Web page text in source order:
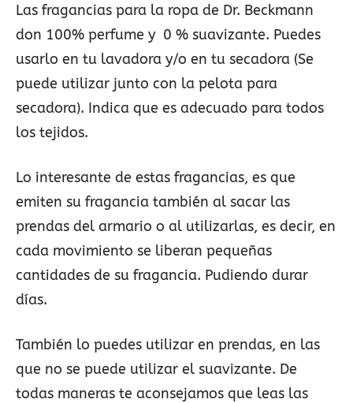
Las fragancias para la ropa de Dr. Beckmann
don 100% perfume y 0 % suavizante. Puedes
usarlo en tu lavadora y/o en tu secadora (Se
puede utilizar junto con la pelota para
secadora). Indica que es adecuado para todos
los tejidos.
Lo interesante de estas fragancias, es que
emiten su fragancia también al sacar las
prendas del armario o al utilizarlas, es decir, en
cada movimiento se liberan pequeñas
cantidades de su fragancia. Pudiendo durar
días.
También lo puedes utilizar en prendas, en las
que no se puede utilizar el suavizante. De
todas maneras te aconsejamos que leas las